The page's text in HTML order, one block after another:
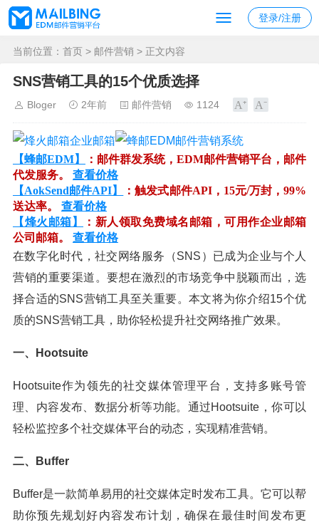
登录/注册
当前位置： 首页 > 邮件营销 > 正文内容
SNS营销工具的15个优质选择
Bloger 2年前 邮件营销 1124
【蜂邮EDM】
：邮件群发系统，EDM邮件营销平台，邮件
代发服务。 查看价格
【AokSend邮件API】
：触发式邮件API，15元/万封，99%
送达率。 查看价格
【烽火邮箱】
：新人领取免费域名邮箱，可用作企业邮箱
公司邮箱。 查看价格
在数字化时代，社交网络服务（SNS）已成为企业与个人
营销的重要渠道。要想在激烈的市场竞争中脱颖而出，选
择合适的SNS营销工具至关重要。本文将为你介绍15个优
质的SNS营销工具，助你轻松提升社交网络推广效果。
一、Hootsuite
Hootsuite作为领先的社交媒体管理平台，支持多账号管
理、内容发布、数据分析等功能。通过Hootsuite，你可以
轻松监控多个社交媒体平台的动态，实现精准营销。
二、Buffer
Buffer是一款简单易用的社交媒体定时发布工具。它可以帮
助你预先规划好内容发布计划，确保在最佳时间发布更